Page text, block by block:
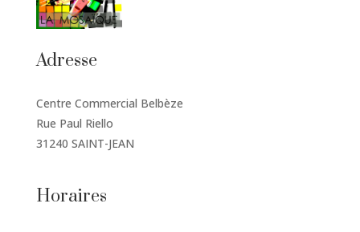
Adresse
Centre Commercial Belbèze
Rue Paul Riello
31240 SAINT-JEAN
Horaires